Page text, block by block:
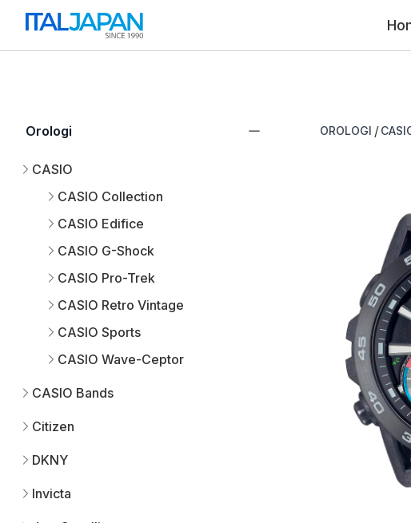
Orologi
CASIO
CASIO Collection
CASIO Edifice
CASIO G-Shock
CASIO Pro-Trek
CASIO Retro Vintage
CASIO Sports
CASIO Wave-Ceptor
CASIO Bands
Citizen
DKNY
Invicta
OROLOGI /